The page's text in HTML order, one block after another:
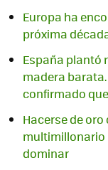
Europa ha
próxima
España plantó
madera
confirmado
Hacerse de
multimillonario
dominar